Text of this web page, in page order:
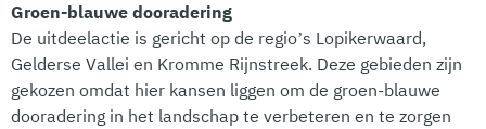
Groen-blauwe dooradering
De uitdeelactie is gericht op de regio’s Lopikerwaard,
Gelderse Vallei en Kromme Rijnstreek. Deze gebieden zijn
gekozen omdat hier kansen liggen om de groen-blauwe
dooradering in het landschap te verbeteren en te zorgen